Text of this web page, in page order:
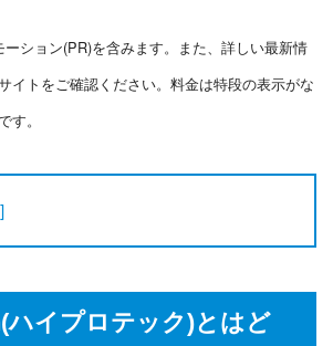
ション(PR)を含みます。また、詳しい最新情
イトをご確認ください。料金は特段の表示がな
す。
]
ハイプロテック)とはど